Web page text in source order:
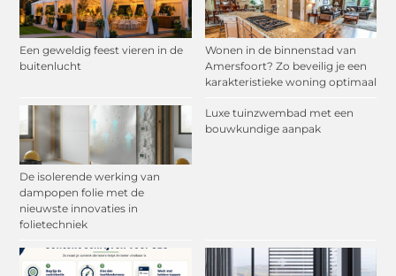
Een geweldig feest vieren in de
buitenlucht
Wonen in de binnenstad van
Amersfoort? Zo beveilig je een
karakteristieke woning optimaal
De isolerende werking van
dampopen folie met de
nieuwste innovaties in
folietechniek
Luxe tuinzwembad met een
bouwkundige aanpak